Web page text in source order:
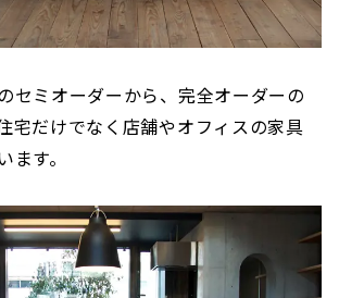
セミオーダーから、完全オーダーの
宅だけでなく店舗やオフィスの家具
す。